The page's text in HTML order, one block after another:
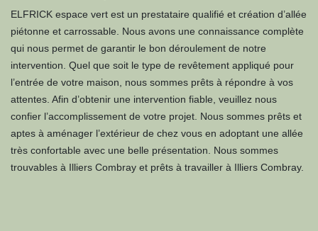
ELFRICK espace vert est un prestataire qualifié et création d’allée
piétonne et carrossable. Nous avons une connaissance complète
qui nous permet de garantir le bon déroulement de notre
intervention. Quel que soit le type de revêtement appliqué pour
l’entrée de votre maison, nous sommes prêts à répondre à vos
attentes. Afin d’obtenir une intervention fiable, veuillez nous
confier l’accomplissement de votre projet. Nous sommes prêts et
aptes à aménager l’extérieur de chez vous en adoptant une allée
très confortable avec une belle présentation. Nous sommes
trouvables à Illiers Combray et prêts à travailler à Illiers Combray.